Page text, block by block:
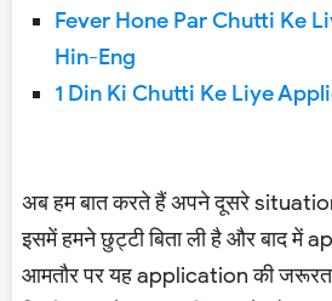
Fever Hone Par Chutti Ke
Hin-Eng
1 Din Ki Chutti Ke Liye
अब हम बात करते हैं अपने दूसरे
इसमें हमने छुट्टी बिता ली है और बाद में
आमतौर पर यह application की जरूरत